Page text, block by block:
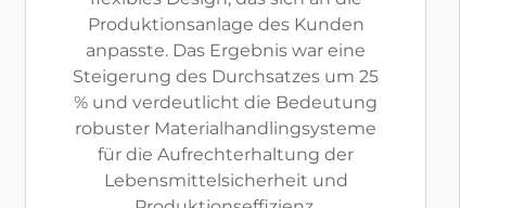
Produktionsanlage des Kunden
anpasste. Das Ergebnis war eine
Steigerung des Durchsatzes um 25
% und verdeutlicht die Bedeutung
robuster Materialhandlingsysteme
für die Aufrechterhaltung der
Lebensmittelsicherheit und